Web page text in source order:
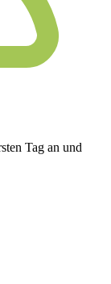
Tag an und